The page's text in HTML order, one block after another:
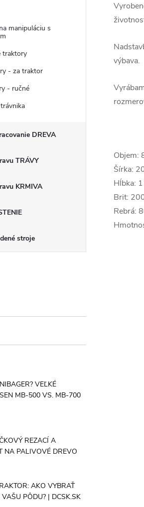
manipuláciu s
traktory
- za traktor
- ručné
DREVA
TRÁVY
KRMIVA
stroje
VEĽKÉ
MB-500 VS. MB-700
REZACÍ A
NA PALIVOVÉ DREVO
AKO VYBRAŤ
PÔDU? | DCSK.SK
výbava.
Objem:
Šírka:
Hĺbka:
Brit:
Rebrá: